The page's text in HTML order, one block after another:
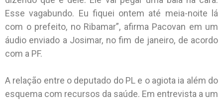
Esse vagabundo. Eu fiquei ontem até meia-noite lá
com o prefeito, no Ribamar”, afirma Pacovan em um
áudio enviado a Josimar, no fim de janeiro, de acordo
com a PF.
A relação entre o deputado do PL e o agiota ia além do
esquema com recursos da saúde. Em entrevista a um